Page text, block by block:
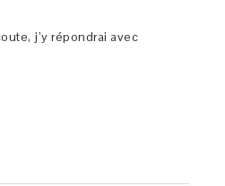
j’y répondrai avec